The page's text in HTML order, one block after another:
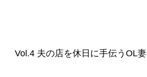
Vol.4 夫の店を休日に手伝うOL妻